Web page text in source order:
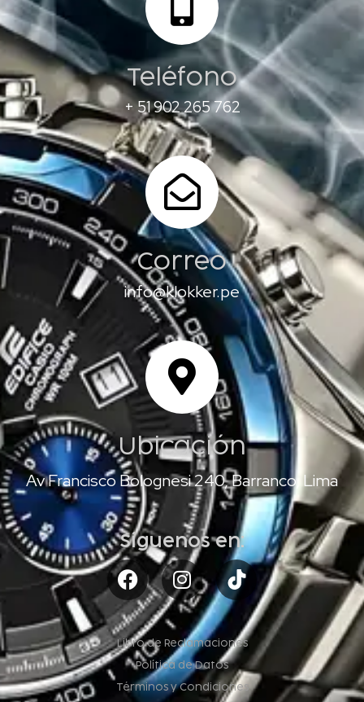
Teléfono
+ 51 902 265 762
Correo
info@klokker.pe
Ubicación
Av Francisco Bolognesi 240, Barranco, Lima
Síguenos en:
Libro de Reclamaciones
Política de Datos
Términos y Condiciones